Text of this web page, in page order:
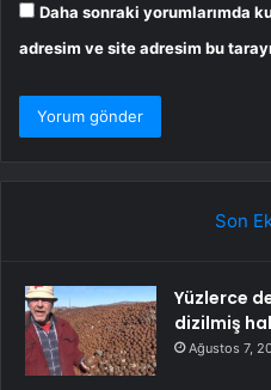
Daha sonraki yorumlarımda
adresim ve site adresim bu
Son
Yüzlerce
dizilmiş
Ağustos 7,